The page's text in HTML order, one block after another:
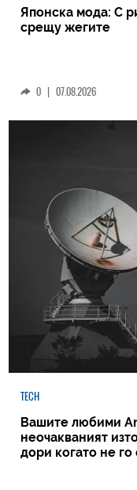
Японска мода: С
срещу жегите
0 | 07.08.2026
TECH
Вашите любими
неочакваният
дори когато не го